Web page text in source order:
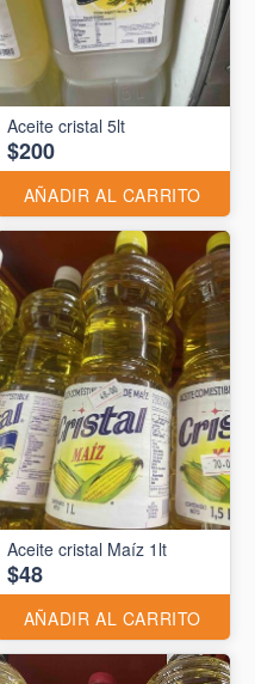
Aceite cristal 5lt
$200
AÑADIR AL CARRITO
Aceite cristal Maíz 1lt
$48
AÑADIR AL CARRITO